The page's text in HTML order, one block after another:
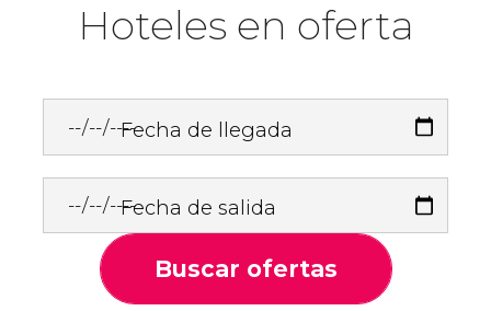
Hoteles en oferta
Fecha de llegada
Fecha de salida
Buscar ofertas